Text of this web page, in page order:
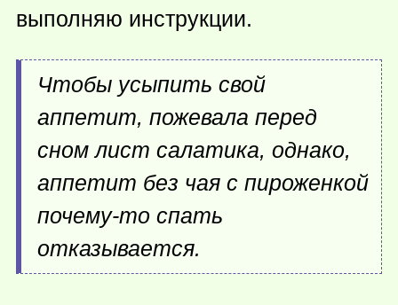
выполняю инструкции.
Чтобы усыпить свой
аппетит, пожевала перед
сном лист салатика, однако,
аппетит без чая с пироженкой
почему-то спать
отказывается.